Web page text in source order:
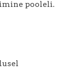
pooleli.